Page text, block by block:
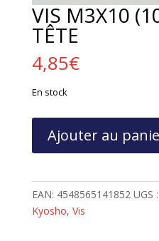
VIS M3X10
TÊTE
4,85€
En stock
VIS
(10)
BTR
Ajouter au
EAN: 4548565141852 UGS :
Kyosho, Vis